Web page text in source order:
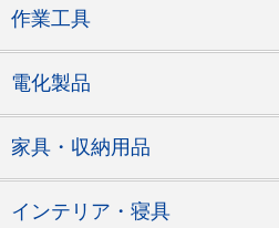
作業工具
電化製品
家具・収納用品
インテリア・寝具